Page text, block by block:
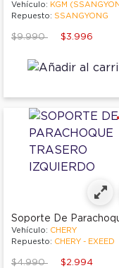
Vehículo: KGM
Repuesto: SSANGYONG
Price reduced from
$9.990to $3.996
Vehículo: CHERY
Repuesto: CHERY - EXEED
Price reduced from
$4.990to $2.994